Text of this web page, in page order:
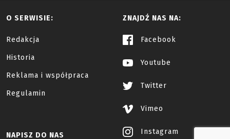
O SERWISIE:
Redakcja
Historia
Reklama i współpraca
Regulamin
ZNAJDŹ NAS NA:
Facebook
Youtube
Twitter
Vimeo
Instagram
NAPISZ DO NAS